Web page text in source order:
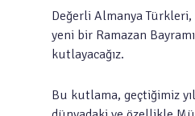
Değerli Almanya Türkleri,
yeni bir Ramazan
kutlayacağız.
Bu kutlama, geçtiğimiz